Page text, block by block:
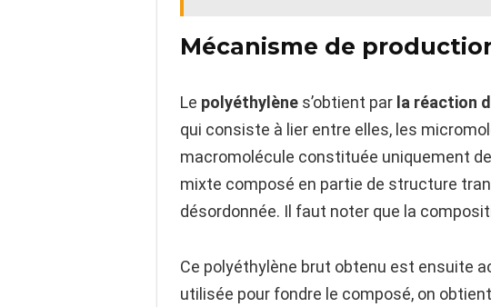
Mécanisme de
Le polyéthylène s’obtient par la réaction
qui consiste à lier entre elles, les
macromolécule constituée uniquement
mixte composé en partie de structure
désordonnée. Il faut noter que la
Ce polyéthylène brut obtenu est ensuite
utilisée pour fondre le composé, on